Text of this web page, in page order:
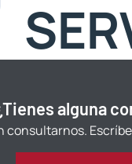
alguna